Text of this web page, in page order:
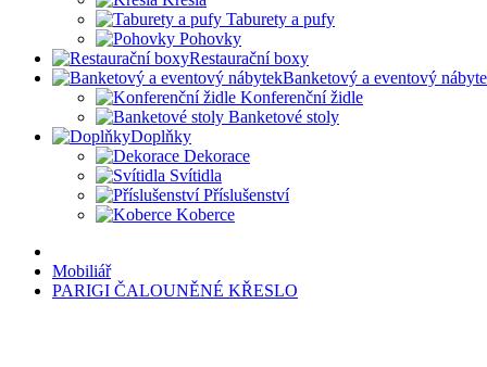
Taburety a pufy
Pohovky
Restaurační boxy
Banketový a eventový
Konferenční židle
Banketové stoly
Doplňky
Dekorace
Svítidla
Příslušenství
Koberce
Mobiliář
PARIGI ČALOUNĚNÉ KŘESLO